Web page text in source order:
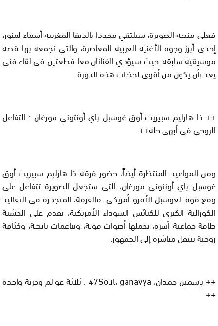
فعلى منصة الصويرة، سيلتقي مجددا بالديفا المغربية أسماء لمنور،
إحدى أبرز وجوه الأغنية العربية المعاصرة، والتي تجمعه بها قصة
موسيقية سابقة. حيث سيؤدي الفنانان معا قطعتين في لقاء فني
يعد بأن يكون من أقوى لحظات هذه الدورة.
++ ذا هارليم سبيريت أوق غوسبل باي أونتوني مورغان : التفاعل
الروحي في أبهى حلة++
ومن المواعيد المنتظرة أيضاً، حضور فرقة ذا هارليم سبيريت أوق
غوسبل باي أونتوني مورغان، التي ستجعل الصويرة تتفاعل على
وقع قوة الغوسبل الأفرو-أمريكي. فالفرقة، المتجذرة في التقاليد
الكورالية الكبرى للكنائس السوداء الأمريكية، تقدم على الخشبة
طاقة جماعية آسرة، تحملها أصوات قوية، وتناغمات نابضة، وكثافة
روحية تنتقل مباشرة إلى الجمهور.
++ ياسمين حمدان، 47Soul، ganavya : ثلاثة عوالم وحرية واحدة
++